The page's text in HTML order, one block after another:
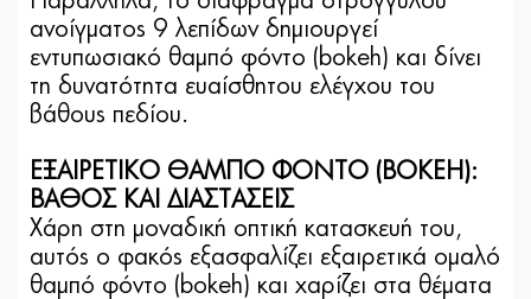
ανοίγματος 9 λεπίδων δημιουργεί
εντυπωσιακό θαμπό φόντο (bokeh) και δίνει
τη δυνατότητα ευαίσθητου ελέγχου του
βάθους πεδίου.
ΕΞΑΙΡΕΤΙΚΟ ΘΑΜΠΟ ΦΟΝΤΟ (BOKEH):
ΒΑΘΟΣ ΚΑΙ ΔΙΑΣΤΑΣΕΙΣ
Χάρη στη μοναδική οπτική κατασκευή του,
αυτός ο φακός εξασφαλίζει εξαιρετικά ομαλό
θαμπό φόντο (bokeh) και χαρίζει στα θέματα